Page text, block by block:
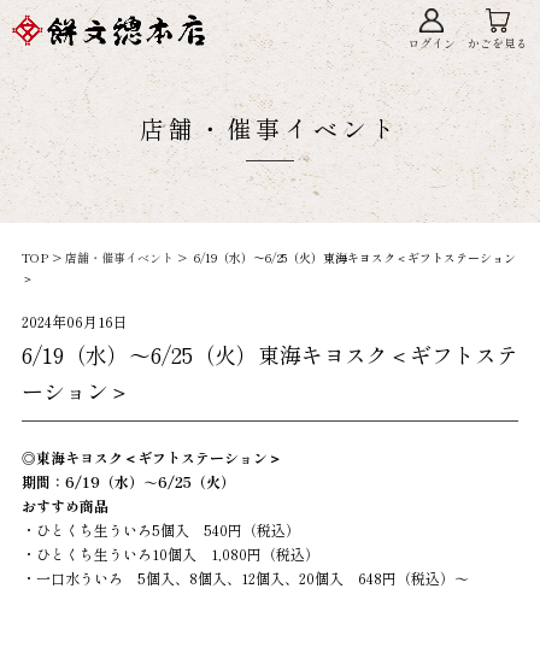
ログイン かごを見る
店舗・催事イベント
TOP > 店舗・催事イベント > 6/19（水）～6/25（火）東海キヨスク＜ギフトステーション
＞
2024年06月16日
6/19（水）～6/25（火）東海キヨスク＜ギフトステ
ーション＞
◎東海キヨスク＜ギフトステーション＞
期間：6/19（水）～6/25 （火）
おすすめ商品
・ひとくち生ういろ5個入 540円（税込）
・ひとくち生ういろ10個入 1,080円（税込）
・一口水ういろ 5個入、8個入、12個入、20個入 648円（税込）～